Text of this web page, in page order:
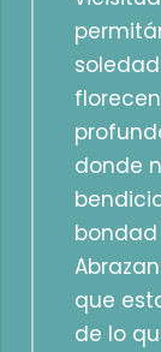
donde
bondad
que
de lo